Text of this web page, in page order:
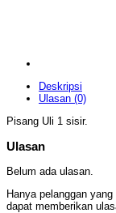
Deskripsi
Ulasan (0)
Pisang Uli 1 sisir.
Ulasan
Belum ada ulasan.
Hanya pelanggan
dapat memberikan